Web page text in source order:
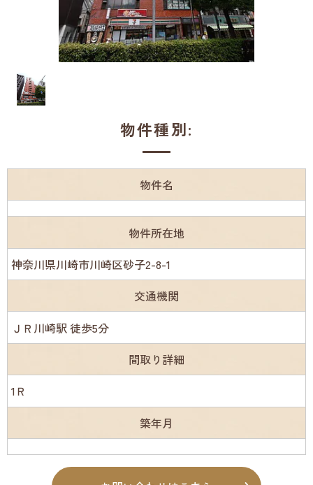
物件種別:
物件名
物件所在地
神奈川県川崎市川崎区砂子2-8-1
交通機関
ＪＲ川崎駅 徒歩5分
間取り詳細
1Ｒ
築年月